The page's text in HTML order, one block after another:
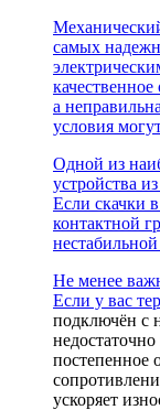
самых
а
условия
Одной из
устройства
Если скачки
контактной
Не менее
Если у вас
подключён с
постепенное
ускоряет